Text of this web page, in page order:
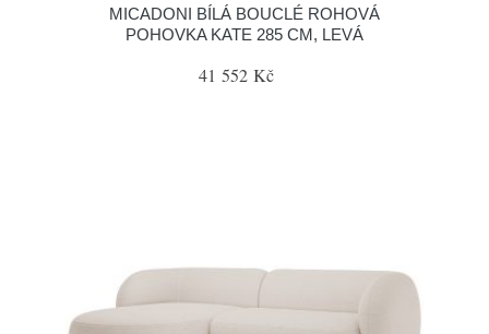
MICADONI BÍLÁ BOUCLÉ ROHOVÁ
POHOVKA KATE 285 CM, LEVÁ
41 552 Kč